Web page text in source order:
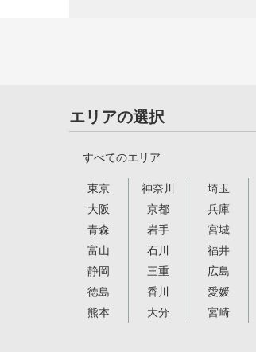
エリアの選択
すべてのエリア
東京 神奈川 埼玉
大阪
京都 兵庫
青森
岩手 宮城
富山
石川 福井
静岡
三重 広島
徳島
香川 愛媛
熊本
大分 宮崎